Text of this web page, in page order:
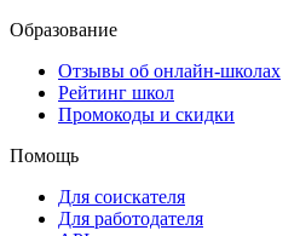
Образование
Отзывы об онлайн-школах
Рейтинг школ
Промокоды и скидки
Помощь
Для соискателя
Для работодателя